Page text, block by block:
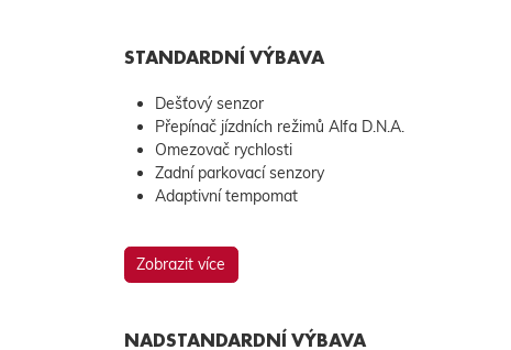
STANDARDNÍ VÝBAVA
Dešťový senzor
Přepínač jízdních režimů Alfa D.N.A.
Omezovač rychlosti
Zadní parkovací senzory
Adaptivní tempomat
Zobrazit více
NADSTANDARDNÍ VÝBAVA